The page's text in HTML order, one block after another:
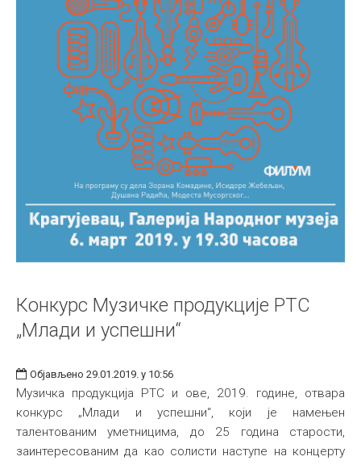
Конкурс Музичке продукције РТС
„Млади и успешни“
Објављено 29.01.2019. у 10:56
Музичка продукција РТС и ове, 2019. године, отвара
конкурс „Млади и успешни“, који је намењен
талентованим уметницима, до 25 година старости,
заинтересованим да као солисти наступе на концерту